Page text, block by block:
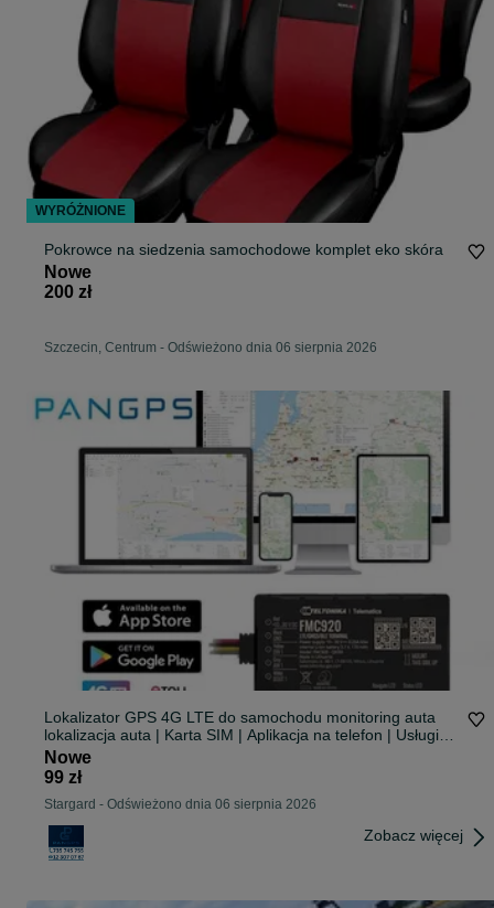
Pokrowce na siedzenia samochodowe komplet eko skóra
Nowe
200 zł
Szczecin, Centrum - Odświeżono dnia 06 sierpnia 2026
Lokalizator GPS 4G LTE do samochodu monitoring auta
lokalizacja auta | Karta SIM | Aplikacja na telefon | Usługi
świadczymy na terenie całej Polski |
Nowe
99 zł
Stargard - Odświeżono dnia 06 sierpnia 2026
Zobacz więcej
WYRÓŻNIONE